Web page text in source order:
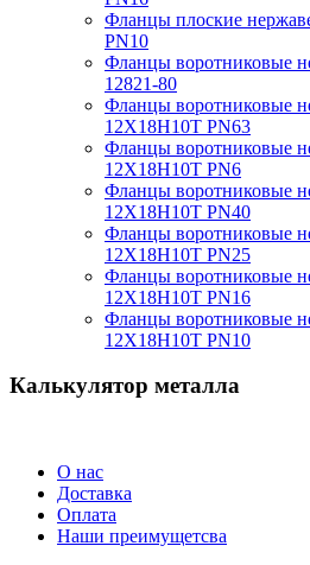
Фланцы плоские
PN10
Фланцы воротниковые
12821-80
Фланцы воротниковые
12Х18Н10Т PN63
Фланцы воротниковые
12Х18Н10Т PN6
Фланцы воротниковые
12Х18Н10Т PN40
Фланцы воротниковые
12Х18Н10Т PN25
Фланцы воротниковые
12Х18Н10Т PN16
Фланцы воротниковые
12Х18Н10Т PN10
Калькулятор металла
О нас
Доставка
Оплата
Наши преимущетсва